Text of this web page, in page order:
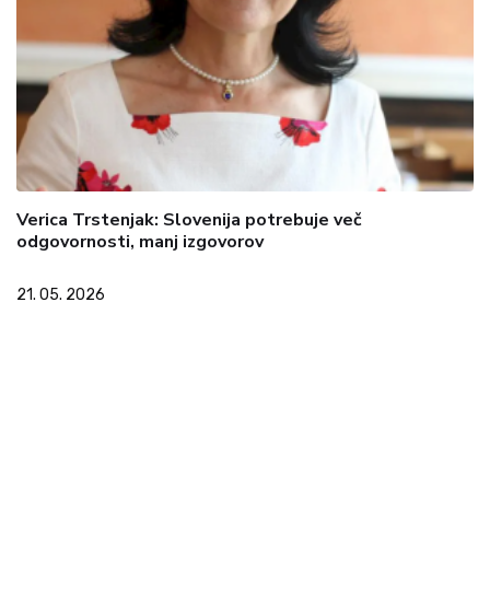
Verica Trstenjak: Slovenija potrebuje več
odgovornosti, manj izgovorov
21. 05. 2026